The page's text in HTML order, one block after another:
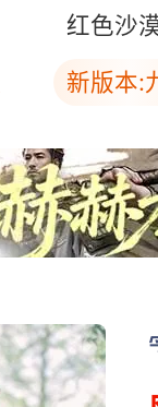
红色沙
新版本: